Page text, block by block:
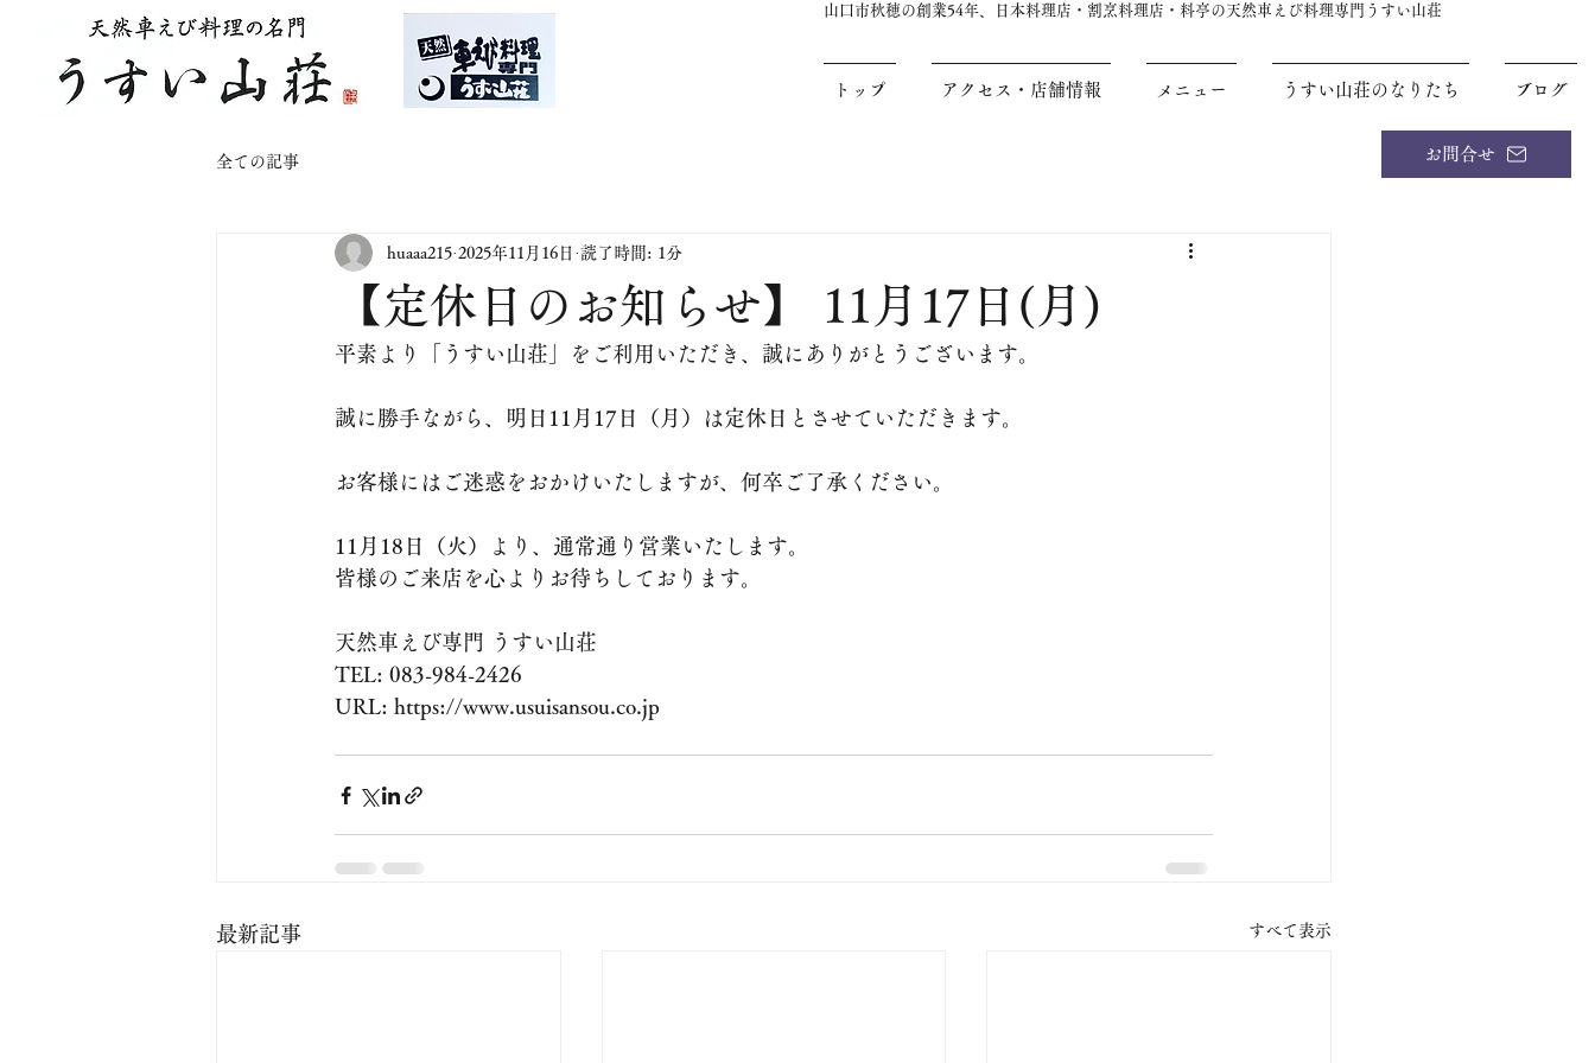
お問合せ
山口市秋穂の創業54年、日本料理店・割烹料理店・料亭の天然車えび料理専門うすい山荘
トップ アクセス・店舗情報 メニュー うすい山荘のなりたち ブログ
全ての記事
【定休日のお知らせ】 11月17日(月)
huaaa215 2025年11月16日 読了時間: 1分
平素より「うすい山荘」をご利用いただき、誠にありがとうございます。
誠に勝手ながら、明日11月17日（月）は定休日とさせていただきます。
お客様にはご迷惑をおかけいたしますが、何卒ご了承ください。
11月18日（火）より、通常通り営業いたします。
皆様のご来店を心よりお待ちしております。
天然車えび専門 うすい山荘
TEL: 083-984-2426
URL: https://www.usuisansou.co.jp
最新記事 すべて表示